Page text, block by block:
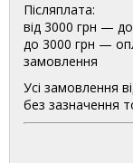
Післяплата:
від 3000 грн —
до 3000 грн —
замовлення
Усі замовлення
без зазначення